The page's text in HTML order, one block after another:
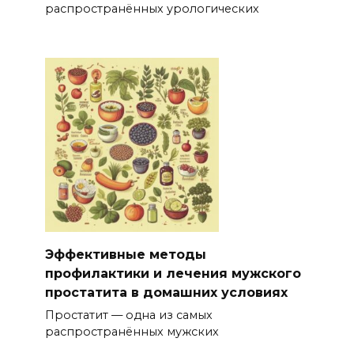
распространённых урологических
Эффективные методы
профилактики и лечения мужского
простатита в домашних условиях
Простатит — одна из самых
распространённых мужских